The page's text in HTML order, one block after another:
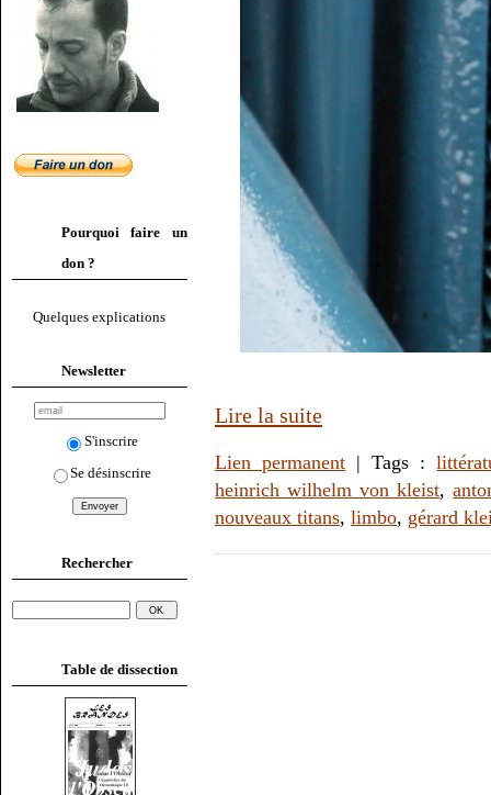
Pourquoi faire un
don ?
Quelques explications
Newsletter
S'inscrire
Se désinscrire
Rechercher
Table de dissection
Lire la suite
Lien permanent | Tags :
heinrich wilhelm von kleist,
nouveaux titans, limbo, gérard